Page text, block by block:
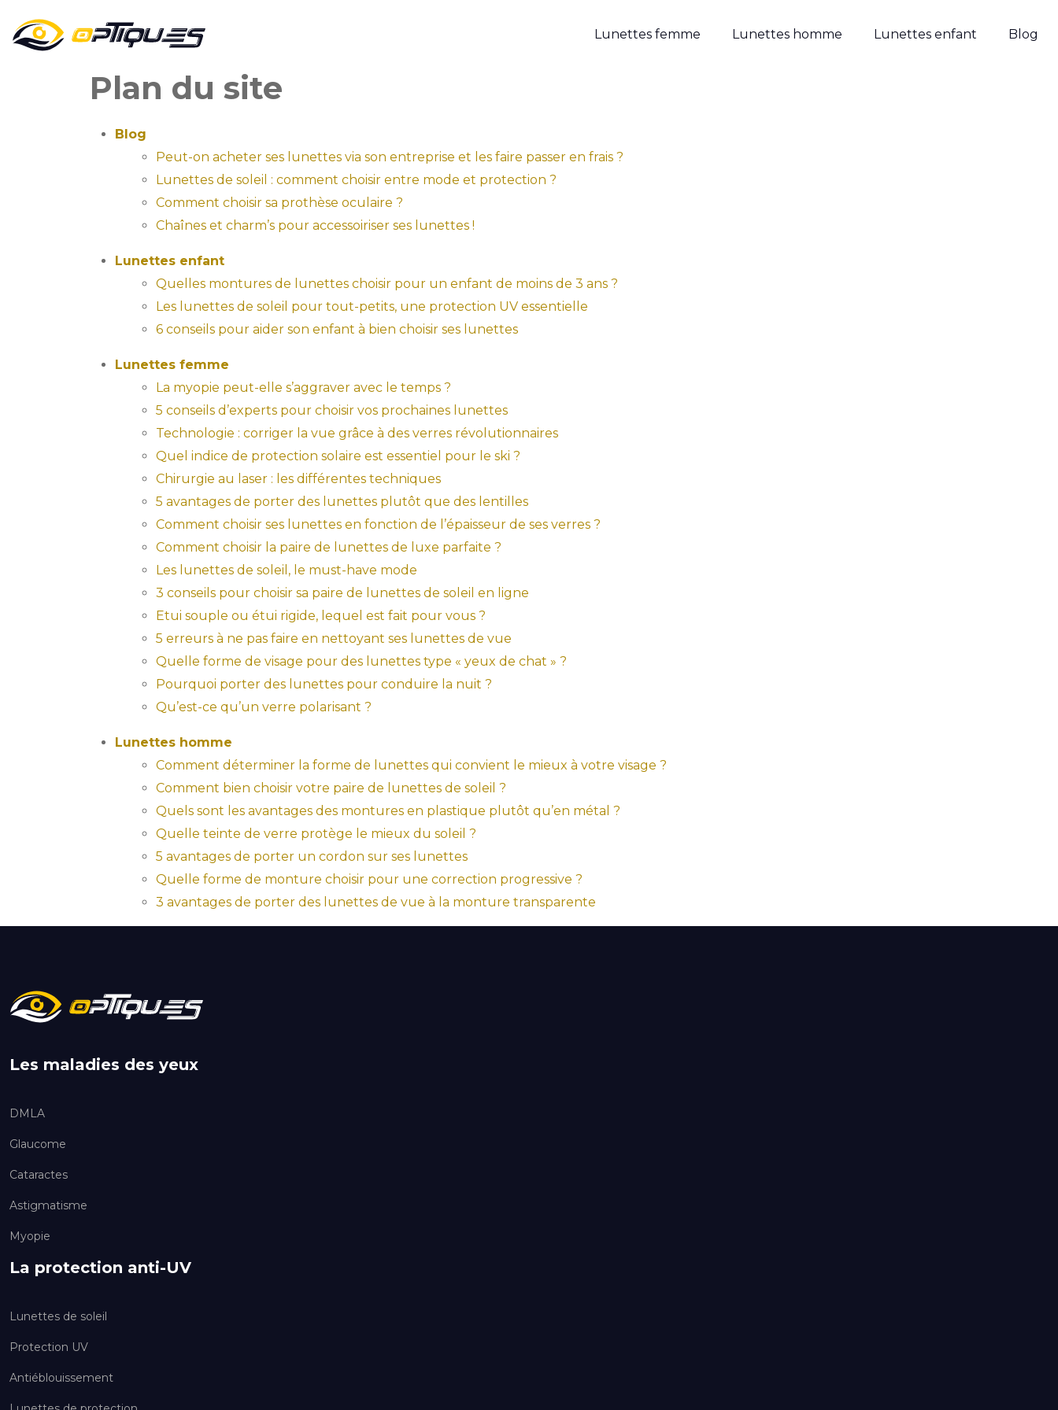
Lunettes femme Lunettes homme Lunettes enfant Blog
Plan du site
Blog
Peut-on acheter ses lunettes via son entreprise et les faire passer en frais ?
Lunettes de soleil : comment choisir entre mode et protection ?
Comment choisir sa prothèse oculaire ?
Chaînes et charm’s pour accessoiriser ses lunettes !
Lunettes enfant
Quelles montures de lunettes choisir pour un enfant de moins de 3 ans ?
Les lunettes de soleil pour tout-petits, une protection UV essentielle
6 conseils pour aider son enfant à bien choisir ses lunettes
Lunettes femme
La myopie peut-elle s’aggraver avec le temps ?
5 conseils d’experts pour choisir vos prochaines lunettes
Technologie : corriger la vue grâce à des verres révolutionnaires
Quel indice de protection solaire est essentiel pour le ski ?
Chirurgie au laser : les différentes techniques
5 avantages de porter des lunettes plutôt que des lentilles
Comment choisir ses lunettes en fonction de l’épaisseur de ses verres ?
Comment choisir la paire de lunettes de luxe parfaite ?
Les lunettes de soleil, le must-have mode
3 conseils pour choisir sa paire de lunettes de soleil en ligne
Etui souple ou étui rigide, lequel est fait pour vous ?
5 erreurs à ne pas faire en nettoyant ses lunettes de vue
Quelle forme de visage pour des lunettes type « yeux de chat » ?
Pourquoi porter des lunettes pour conduire la nuit ?
Qu’est-ce qu’un verre polarisant ?
Lunettes homme
Comment déterminer la forme de lunettes qui convient le mieux à votre visage ?
Comment bien choisir votre paire de lunettes de soleil ?
Quels sont les avantages des montures en plastique plutôt qu’en métal ?
Quelle teinte de verre protège le mieux du soleil ?
5 avantages de porter un cordon sur ses lunettes
Quelle forme de monture choisir pour une correction progressive ?
3 avantages de porter des lunettes de vue à la monture transparente
Les maladies des yeux
DMLA
Glaucome
Cataractes
Astigmatisme
Myopie
La protection anti-UV
Lunettes de soleil
Protection UV
Antiéblouissement